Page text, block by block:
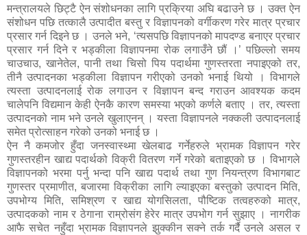
मन्त्रालयले छिट्टै ऐन संशोधनका लागि प्रक्रिया अघि बढाउने छ । उक्त ऐन
संशोधन पछि तत्कालै उत्पादीत बस्तु र विज्ञापनको वर्गीकरण गरेर मात्र प्रचार
प्रसार गर्न दिइने छ । उनले भने, ‘त्यसपछि विज्ञापनको मापदण्ड बनाएर प्रचार
प्रसार गर्न दिने र भड्कीला विज्ञापनमा रोक लगाउँने छौं ।’ पछिल्लो समय
चाउचाउ, खानेतेल, पानी तथा चिसो पिय पदार्थमा गुणस्तरता नपाइएको तर,
तीनै उत्पादनका भड्कीला विज्ञापन गरीएको उनको भनाई थियो । विभागले
त्यस्ता उत्पादनलाई रोक लगाउन र विज्ञापन बन्द गराउन आवश्यक कदम
चालेपनि विद्यमान केही ऐनकै कारण समस्या भएको कर्णले बताए । तर, त्यस्ता
उत्पादनको नाम भने उनले खुलाएनन् । यस्ता विज्ञापनले नक्कली उत्पादनलाई
समेत प्रोत्साहन गरेको उनको भनाई छ ।
ऐन नै कमजोर हुँदा जनस्वास्थ्मा खेलबाढ गर्नेहरुले भ्रामक विज्ञापन गरेर
गुणस्तरहीन खाद्य पदार्थको विक्री वितरण गर्ने गरेको बताइएको छ । विभागले
विज्ञापनको भरमा पर्नु भन्दा पनि खाद्य पदार्थ तथा गुण नियन्त्रण विभागबाट
गुणस्तर प्रमाणीत, बजारमा विक्रीका लागि ल्याइएका बस्तुको उत्पादन मिति,
उपभोग्य मिति, समिश्रण र खाद्य योगसिलता, पौष्टिक तत्वहरुको मात्र,
उत्पादकको नाम र ठेगाना राम्रोसंग हेरेर मात्र उपभोग गर्न सुझाए । नागरीक
आफै सचेत नहुँदा भ्रामक विज्ञापनले झुक्कीन सक्ने तर्क गर्दै उनले असल र